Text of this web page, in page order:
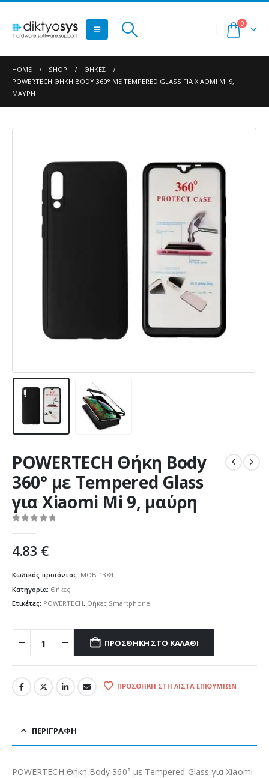
0
HOME SHOP
ΘΉΚΕΣ
POWERTECH ΘΉΚΗ BODY 360° ΜΕ TEMPERED GLASS ΓΙΑ XIAOMI MI 9,
ΜΑΎΡΗ
POWERTECH Θήκη Body
360° με Tempered Glass
για Xiaomi Mi 9, μαύρη
4.83 €
Κωδικός προϊόντος: MOB-1384
Κατηγορία: Θήκες
Ετικέτες: POWERTECH, Θήκες Smartphone
ΠΡΟΣΘΉΚΗ ΣΤΟ ΚΑΛΆΘΙ
ΠΡΟΣΘΉΚΗ ΣΤΗ ΛΊΣΤΑ ΕΠΙΘΥΜΙΏΝ
ΠΕΡΙΓΡΑΦΉ
POWERTECH Θήκη Body 360° με Tempered Glass για Xiaomi